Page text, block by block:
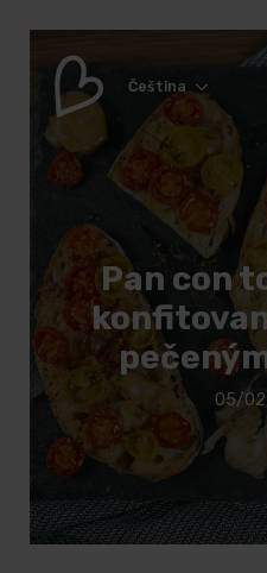
Čeština
Pan con
05/